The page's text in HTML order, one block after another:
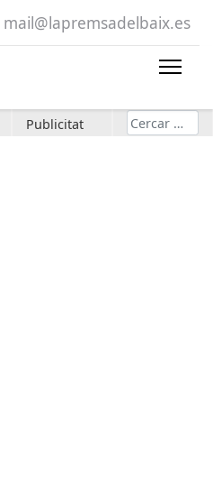
mail@lapremsadelbaix.es
Publicitat Cerca